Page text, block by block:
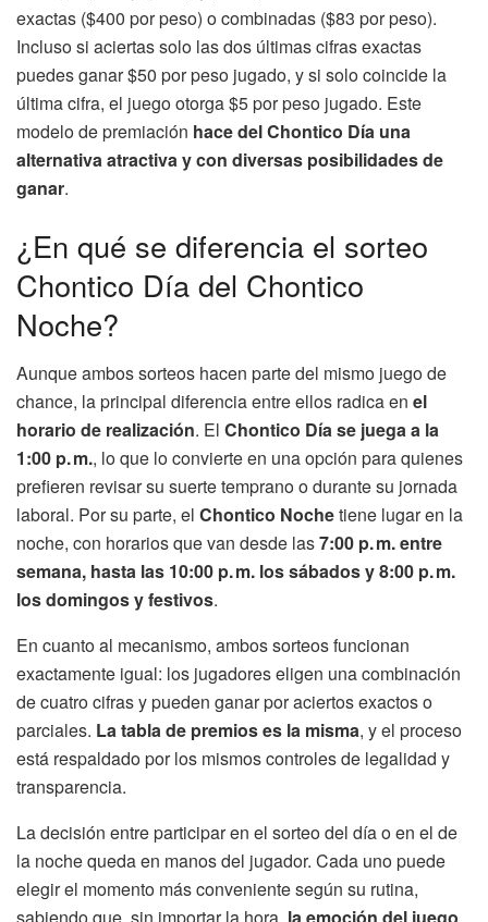
exactas ($400 por peso) o combinadas ($83 por peso).
Incluso si aciertas solo las dos últimas cifras exactas
puedes ganar $50 por peso jugado, y si solo coincide la
última cifra, el juego otorga $5 por peso jugado. Este
modelo de premiación hace del Chontico Día una
alternativa atractiva y con diversas posibilidades de
ganar.
¿En qué se diferencia el sorteo
Chontico Día del Chontico
Noche?
Aunque ambos sorteos hacen parte del mismo juego de
chance, la principal diferencia entre ellos radica en el
horario de realización. El Chontico Día se juega a la
1:00 p. m., lo que lo convierte en una opción para quienes
prefieren revisar su suerte temprano o durante su jornada
laboral. Por su parte, el Chontico Nochetiene lugar en la
noche, con horarios que van desde las7:00 p. m. entre
semana, hasta las 10:00 p. m. los sábados y 8:00 p. m.
los domingos y festivos.
En cuanto al mecanismo, ambos sorteos funcionan
exactamente igual: los jugadores eligen una combinación
de cuatro cifras y pueden ganar por aciertos exactos o
parciales. La tabla de premios es la misma, y el proceso
está respaldado por los mismos controles de legalidad y
transparencia.
La decisión entre participar en el sorteo del día o en el de
la noche queda en manos del jugador. Cada uno puede
elegir el momento más conveniente según su rutina,